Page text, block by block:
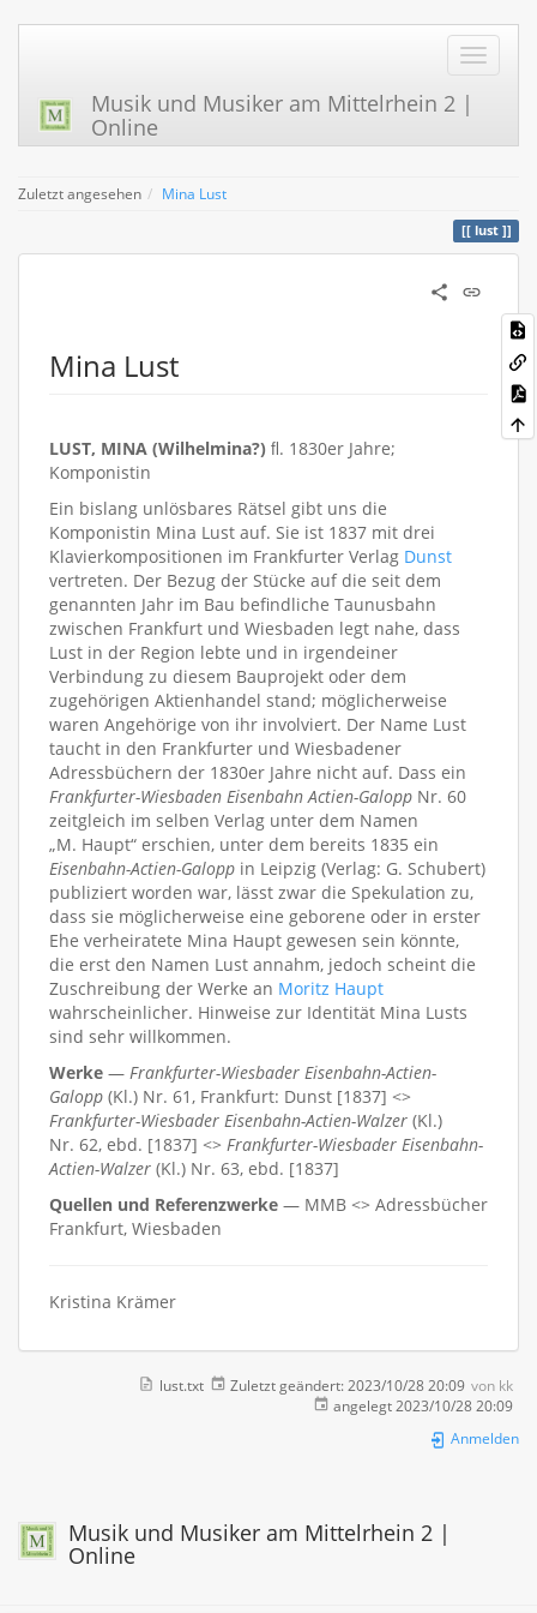
Musik und Musiker am Mittelrhein 2 |
Online
Zuletzt angesehen Mina Lust
lust
Mina Lust
LUST, MINA (Wilhelmina?) ﬂ. 1830er Jahre;
Komponistin
Ein bislang unlösbares Rätsel gibt uns die
Komponistin Mina Lust auf. Sie ist 1837 mit drei
Klavierkompositionen im Frankfurter Verlag Dunst
vertreten. Der Bezug der Stücke auf die seit dem
genannten Jahr im Bau befindliche Taunusbahn
zwischen Frankfurt und Wiesbaden legt nahe, dass
Lust in der Region lebte und in irgendeiner
Verbindung zu diesem Bauprojekt oder dem
zugehörigen Aktienhandel stand; möglicherweise
waren Angehörige von ihr involviert. Der Name Lust
taucht in den Frankfurter und Wiesbadener
Adressbüchern der 1830er Jahre nicht auf. Dass ein
Frankfurter-Wiesbaden Eisenbahn Actien-Galopp Nr. 60
zeitgleich im selben Verlag unter dem Namen
„M. Haupt“ erschien, unter dem bereits 1835 ein
Eisenbahn-Actien-Galopp in Leipzig (Verlag: G. Schubert)
publiziert worden war, lässt zwar die Spekulation zu,
dass sie möglicherweise eine geborene oder in erster
Ehe verheiratete Mina Haupt gewesen sein könnte,
die erst den Namen Lust annahm, jedoch scheint die
Zuschreibung der Werke an Moritz Haupt
wahrscheinlicher. Hinweise zur Identität Mina Lusts
sind sehr willkommen.
Werke — Frankfurter-Wiesbader Eisenbahn-Actien-
Galopp (Kl.) Nr. 61, Frankfurt: Dunst [1837] <>
Frankfurter-Wiesbader Eisenbahn-Actien-Walzer (Kl.)
Nr. 62, ebd. [1837] <> Frankfurter-Wiesbader Eisenbahn-
Actien-Walzer (Kl.) Nr. 63, ebd. [1837]
Quellen und Referenzwerke — MMB <> Adressbücher
Frankfurt, Wiesbaden
Kristina Krämer
lust.txt Zuletzt geändert: 2023/10/28 20:09 von kk
angelegt 2023/10/28 20:09
Anmelden
Musik und Musiker am Mittelrhein 2 |
Online